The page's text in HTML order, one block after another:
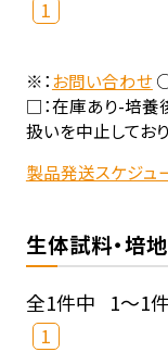
1
※：お問い合わせ○
□：在庫あり-培養
扱いを中止してお
製品発送スケジュ
生体試料・培地
全1件中 1～1
1